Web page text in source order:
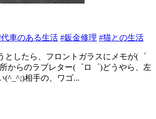
代車のある生活 #鈑金修理 #猫との生活
としたら、フロントガラスにメモが(゜
からのラブレター(゜ロ゜)どうやら、左
(^_^;)相手の、ワゴ...